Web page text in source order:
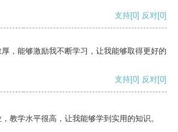
支持[0] 反对[0]
，能够激励我不断学习，让我能够取得更好的
支持[0] 反对[0]
教学水平很高，让我能够学到实用的知识。